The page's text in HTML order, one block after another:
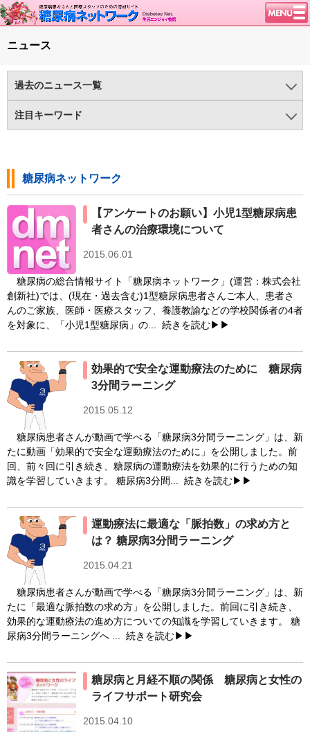
学会・イベント
糖尿病のきほん
腎臓の健康道
インスリンポンプ
血糖トレンド
グリコアルブミン
特集・連載 一覧へ
1型ライフ
ニュース
過去のニュース一覧
2025年 2024年
2019年 2018年 2017年 2016年 2015年 2014年
2007年 2006年 2005年
注目キーワード
メンタルヘルス（279) ライフスタイル（906)
世界糖尿病デー（90) 医療の進歩（497)
医薬品/インスリン（648)
糖尿病と肥満（466) 糖尿病の検査（HbA1c 他）（583)
糖尿病の統計（27) 糖尿病の診断基準（43)
糖尿病予備群（307) 糖尿病合併症（1175)
血糖自己測定（SMBG）（142) 運動療法（851)
食事療法（1318)
糖尿病ネットワーク
【アンケートのお願い】小児1型糖尿病患
者さんの治療環境について
2015.06.01
糖尿病の総合情報サイト「糖尿病ネットワーク」(運営：株式会社
創新社)では、(現在・過去含む)1型糖尿病患者さんご本人、患者さ
んのご家族、医師・医療スタッフ、養護教諭などの学校関係者の4者
を対象に、「小児1型糖尿病」の... 続きを読む▶▶
効果的で安全な運動療法のために 糖尿病
3分間ラーニング
2015.05.12
糖尿病患者さんが動画で学べる「糖尿病3分間ラーニング」は、新
たに動画「効果的で安全な運動療法のために」を公開しました。前
回、前々回に引き続き、糖尿病の運動療法を効果的に行うための知
識を学習していきます。 糖尿病3分間... 続きを読む▶▶
運動療法に最適な「脈拍数」の求め方と
は？ 糖尿病3分間ラーニング
2015.04.21
糖尿病患者さんが動画で学べる「糖尿病3分間ラーニング」は、新
たに「最適な脈拍数の求め方」を公開しました。前回に引き続き、
効果的な運動療法の進め方についての知識を学習していきます。 糖
尿病3分間ラーニングへ ... 続きを読む▶▶
糖尿病と月経不順の関係 糖尿病と女性の
ライフサポート研究会
2015.04.10